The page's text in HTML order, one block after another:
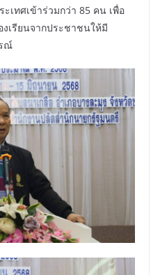
เทศเข้าร่วมกว่า 85 คน เพื่อ
เรียนจากประชาชนให้มี
ณ์